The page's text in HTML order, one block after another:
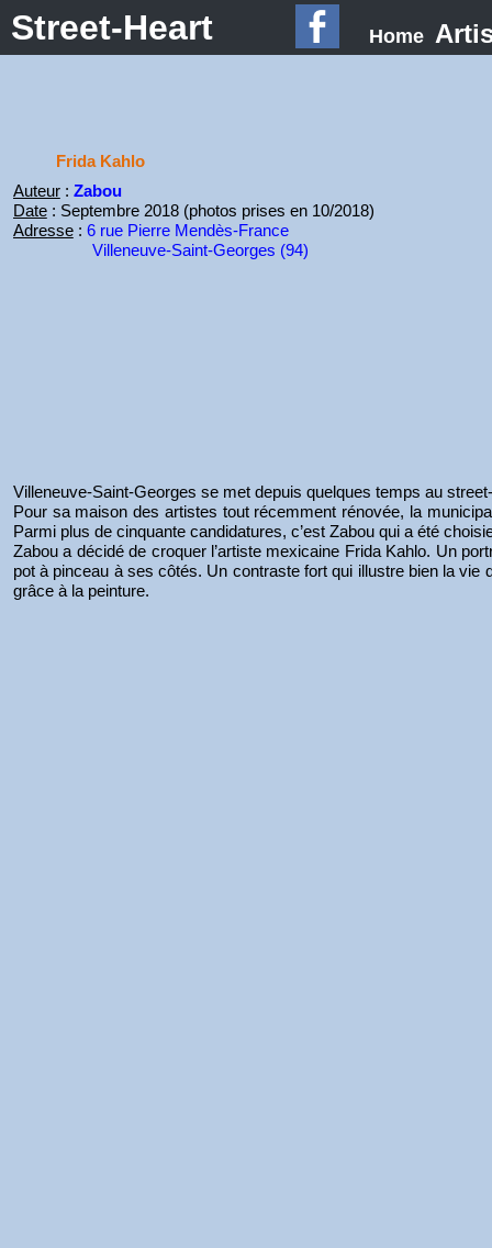
Street-Heart Home
Frida Kahlo
Auteur: Zabou
Date: Septembre 2018 (photos prises en 10/2018)
Adresse: 6 rue Pierre Mendès-France
Villeneuve-Saint-Georges (94)
Villeneuve-Saint-Georges se met depuis quelques temps au
Pour sa maison des artistes tout récemment rénovée, la
Parmi plus de cinquante candidatures, c’est Zabou qui a été
Zabou a décidé de croquer l’artiste mexicaine Frida Kahlo. Un
pot à pinceau à ses côtés. Un contraste fort qui illustre bien la vie
grâce à la peinture.